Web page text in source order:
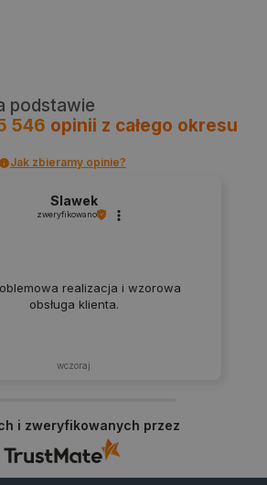
podstawie
546 opinii z całego okresu
Jak zbieramy opinie?
Slawek
zweryfikowano
realizacja i wzorowa
obsługa klienta.
wczoraj
i zweryfikowanych przez
cookie umożliwiają korzystanie z
funkcji strony internetowej, takich
użytkownika i zarządzanie kontem.
korzystać ze strony internetowej.